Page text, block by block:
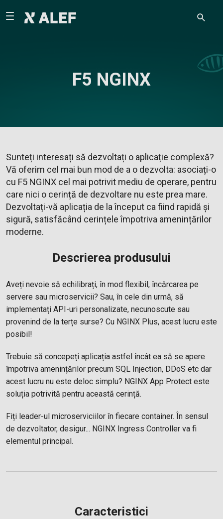
F5 NGINX
Sunteți interesați să dezvoltați o aplicație complexă?
Vă oferim cel mai bun mod de a o dezvolta: asociați-o
cu F5 NGINX cel mai potrivit mediu de operare, pentru
care nici o cerință de dezvoltare nu este prea mare.
Dezvoltați-vă aplicația de la început ca fiind rapidă și
sigură, satisfăcând cerințele împotriva amenințărilor
moderne.
Descrierea produsului
Aveți nevoie să echilibrați, în mod flexibil, încărcarea pe
servere sau microservicii? Sau, în cele din urmă, să
implementați API-uri personalizate, necunoscute sau
provenind de la terțe surse? Cu NGINX Plus, acest lucru este
posibil!
Trebuie să concepeți aplicația astfel încât ea să se apere
împotriva amenințărilor precum SQL Injection, DDoS etc dar
acest lucru nu este deloc simplu? NGINX App Protect este
soluția potrivită pentru această cerință.
Fiți leader-ul microserviciilor în fiecare container. În sensul
de dezvoltator, desigur... NGINX Ingress Controller va fi
elementul principal.
Caracteristici